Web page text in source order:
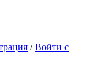
/Войти с